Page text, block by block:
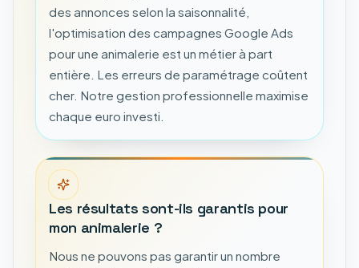
des annonces selon la saisonnalité,
l'optimisation des campagnes Google Ads
pour une animalerie est un métier à part
entière. Les erreurs de paramétrage coûtent
cher. Notre gestion professionnelle maximise
chaque euro investi.
Les résultats sont-ils garantis pour
mon animalerie ?
Nous ne pouvons pas garantir un nombre